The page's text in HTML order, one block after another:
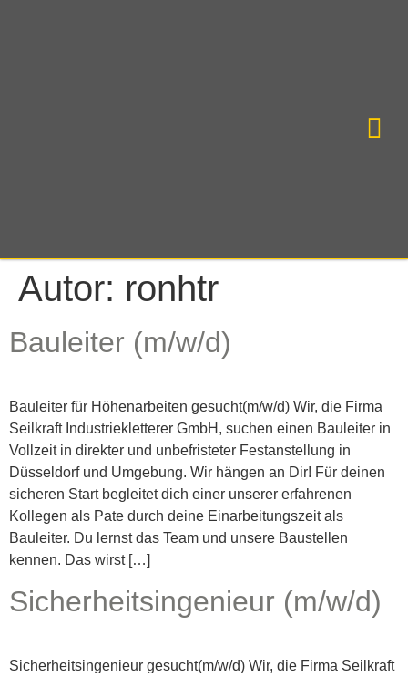
Autor: ronhtr
Bauleiter (m/w/d)
Bauleiter für Höhenarbeiten gesucht(m/w/d) Wir, die Firma
Seilkraft Industriekletterer GmbH, suchen einen Bauleiter in
Vollzeit in direkter und unbefristeter Festanstellung in
Düsseldorf und Umgebung. Wir hängen an Dir! Für deinen
sicheren Start begleitet dich einer unserer erfahrenen
Kollegen als Pate durch deine Einarbeitungszeit als
Bauleiter. Du lernst das Team und unsere Baustellen
kennen. Das wirst […]
Sicherheitsingenieur (m/w/d)
Sicherheitsingenieur gesucht(m/w/d) Wir, die Firma Seilkraft